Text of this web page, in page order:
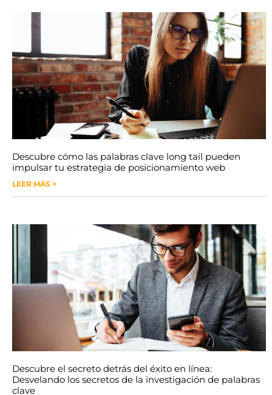
Descubre cómo las palabras clave long tail pueden
impulsar tu estrategia de posicionamiento web
LEER MÁS >
Descubre el secreto detrás del éxito en línea:
Desvelando los secretos de la investigación de palabras
clave